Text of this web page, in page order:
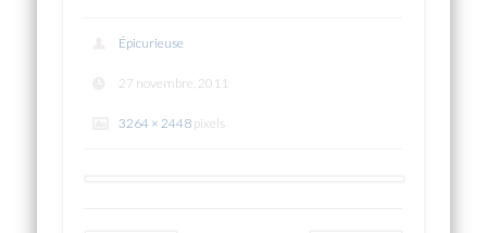
Épicurieuse
27 novembre, 2011
3264 × 2448 pixels